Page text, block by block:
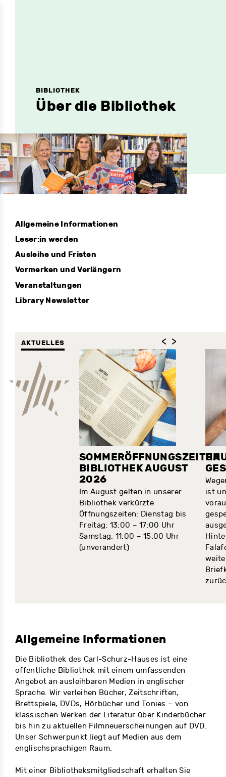
BIBLIOTHEK
Über die Bibliothek
Allgemeine Informationen
Leser:in werden
Ausleihe und Fristen
Vormerken und Verlängern
Veranstaltungen
Library Newsletter
AKTUELLES Previous
SOMMERÖFFNUNGSZEITEN
BIBLIOTHEK AUGUST
2026
Im August gelten in unserer
Bibliothek verkürzte
Öffnungszeiten: Dienstag bis
Freitag: 13:00 – 17:00 Uhr
Samstag: 11:00 – 15:00 Uhr
(unverändert)
ist
Next
Allgemeine Informationen
Die Bibliothek des Carl-Schurz-Hauses ist eine
öffentliche Bibliothek mit einem umfassenden
Angebot an ausleihbaren Medien in englischer
Sprache. Wir verleihen Bücher, Zeitschriften,
Brettspiele, DVDs, Hörbücher und Tonies – von
klassischen Werken der Literatur über Kinderbücher
bis hin zu aktuellen Filmneuerscheinungen auf DVD.
Unser Schwerpunkt liegt auf Medien aus dem
englischsprachigen Raum.
Mit einer Bibliotheksmitgliedschaft erhalten Sie